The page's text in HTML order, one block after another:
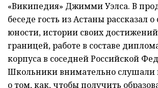
«Википедия» Джимми Уэлса. В
беседе гость из Астаны рассказал
юности, истории своих
границей, работе в составе
корпуса в соседней Российской
Школьники внимательно слушали
о том, как, чтобы получить